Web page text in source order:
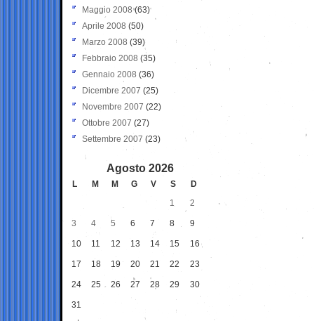
Maggio 2008(63)
Aprile 2008 (50)
Marzo 2008 (39)
Febbraio 2008 (35)
Gennaio 2008 (36)
Dicembre 2007 (25)
Novembre 2007 (22)
Ottobre 2007 (27)
Settembre 2007 (23)
Agosto 2026
L M M G V S
D
1
2
3 4 5 6 7 8 9
10 11 12 13 14 15 16
17 18 19 20 21 22 23
24 25 26 27 28 29 30
31